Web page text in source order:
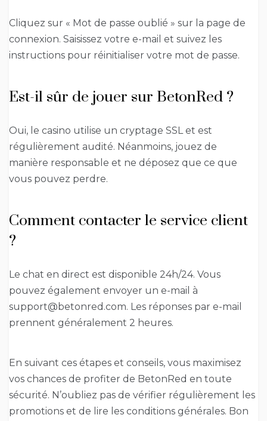
Cliquez sur « Mot de passe oublié » sur la page de
connexion. Saisissez votre e-mail et suivez les
instructions pour réinitialiser votre mot de passe.
Est-il sûr de jouer sur BetonRed ?
Oui, le casino utilise un cryptage SSL et est
régulièrement audité. Néanmoins, jouez de
manière responsable et ne déposez que ce que
vous pouvez perdre.
Comment contacter le service client
?
Le chat en direct est disponible 24h/24. Vous
pouvez également envoyer un e-mail à
support@betonred.com. Les réponses par e-mail
prennent généralement 2 heures.
En suivant ces étapes et conseils, vous maximisez
vos chances de profiter de BetonRed en toute
sécurité. N’oubliez pas de vérifier régulièrement les
promotions et de lire les conditions générales. Bon